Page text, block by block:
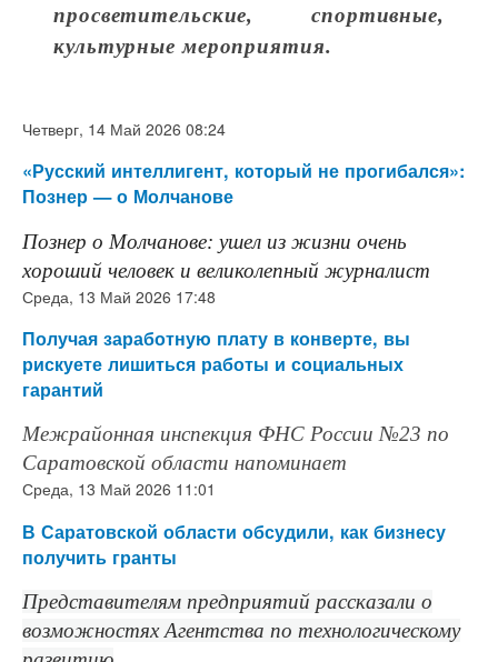
просветительские, спортивные,
культурные мероприятия.
Четверг, 14 Май 2026 08:24
«Русский интеллигент, который не прогибался»:
Познер — о Молчанове
Познер о Молчанове: ушел из жизни очень
хороший человек и великолепный журналист
Среда, 13 Май 2026 17:48
Получая заработную плату в конверте, вы
рискуете лишиться работы и социальных
гарантий
Межрайонная инспекция ФНС России №23 по
Саратовской области напоминает
Среда, 13 Май 2026 11:01
В Саратовской области обсудили, как бизнесу
получить гранты
Представителям предприятий рассказали о
возможностях Агентства по технологическому